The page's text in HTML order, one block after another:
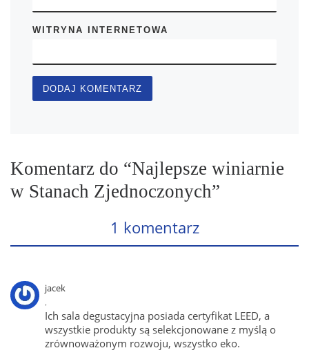
WITRYNA INTERNETOWA
Komentarz do “Najlepsze winiarnie
w Stanach Zjednoczonych”
1 komentarz
jacek
Ich sala degustacyjna posiada certyfikat LEED, a
wszystkie produkty są selekcjonowane z myślą o
zrównoważonym rozwoju, wszystko eko.